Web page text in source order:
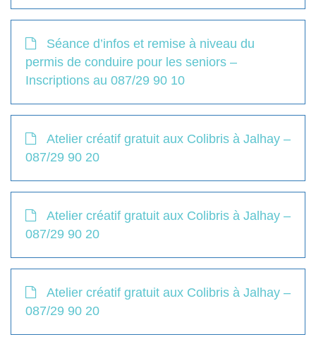
Séance d’infos et remise à niveau du
permis de conduire pour les seniors –
Inscriptions au 087/29 90 10
Atelier créatif gratuit aux Colibris à Jalhay –
087/29 90 20
Atelier créatif gratuit aux Colibris à Jalhay –
087/29 90 20
Atelier créatif gratuit aux Colibris à Jalhay –
087/29 90 20